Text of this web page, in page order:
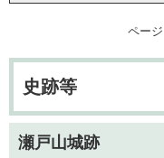
ペー
史跡等
瀬戸山城跡